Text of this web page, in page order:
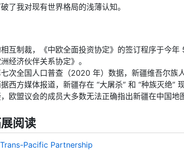
了我对现有世界格局的浅薄认知。
互制裁，《中欧全面投资协定》的签订程序于今
经济伙伴关系协定》。
次全国人口普查（2020 年）数据，新疆维吾尔
西方媒体报道，新疆存在 “大屠杀” 和 “种族灭绝
欧盟议会的成员大多数无法正确指出新疆在中国地
阅读
Trans-Pacific Partnership